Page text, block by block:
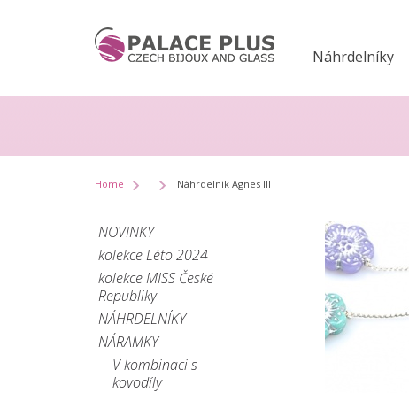
Náhrdelníky
Home Náhrdelník Agnes III
NOVINKY
kolekce Léto 2024
kolekce MISS České
Republiky
NÁHRDELNÍKY
NÁRAMKY
V kombinaci s
kovodíly